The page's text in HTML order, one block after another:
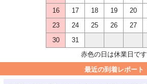
16
17 18 19 20
23
24 25 26 27
30
31
赤色の日は休業日です
最近の到着レポート